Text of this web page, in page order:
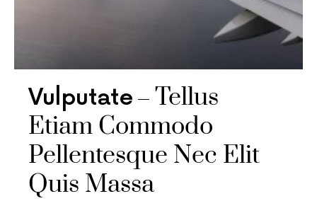
Vulputate
Tellus
Etiam Commodo
Pellentesque Nec Elit
Quis Massa